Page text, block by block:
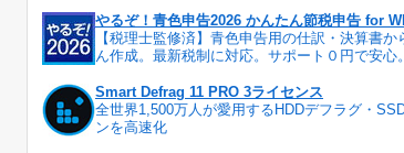
やるぞ！青色申告2026 かんたん節税申告 for
【税理士監修済】青色申告用の仕訳・決算書
ん作成。最新税制に対応。サポート０円で安心。
Smart Defrag 11 PRO 3ライセンス
全世界1,500万人が愛用するHDDデフラグ・
ンを高速化